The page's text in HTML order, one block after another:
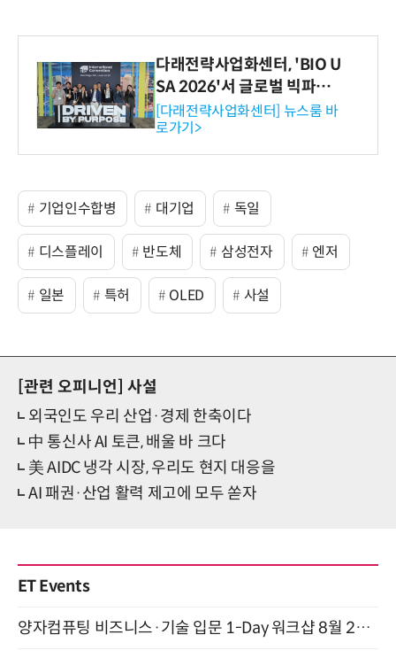
다래전략사업화센터, 'BIO U
SA 2026'서 글로벌 빅파마
와의 비즈니스 미팅 지원…K
-바이오 해외 진출 교두보 확
보
[다래전략사업화센터] 뉴스룸 바
로가기>
기업인수합병 대기업 독일
디스플레이 반도체 삼성전자 엔저
일본 특허 OLED 사설
[관련 오피니언] 사설
외국인도 우리 산업·경제 한축이다
中 통신사 AI 토큰, 배울 바 크다
美 AIDC 냉각 시장, 우리도 현지 대응을
AI 패권·산업 활력 제고에 모두 쏟자
ET Events
양자컴퓨팅 비즈니스·기술 입문 1-Day 워크샵 8월 28일 개최